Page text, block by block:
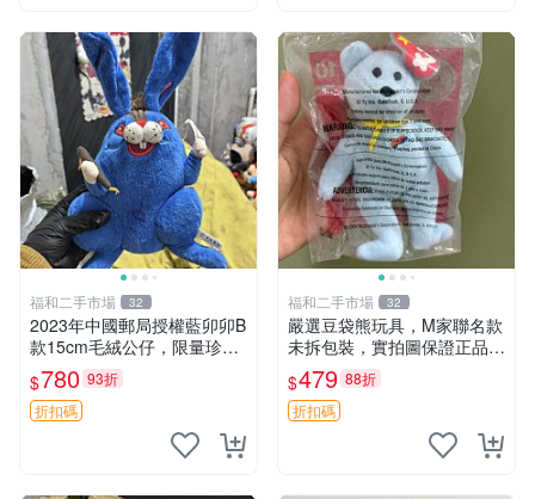
福和二手市場 32
2023年中國郵局授權藍卯卯B
款15cm毛絨公仔，限量珍藏
版 毛絨玩具 新年禮品 藍卯卯
限量版 15cm
$780 93折
折扣碼
福和二手市場 32
嚴選豆袋熊玩具，M家聯名款
未拆包裝，實拍圖保證正品
豆袋玩具 嚴選 M家 豆袋熊
$479 88折
折扣碼